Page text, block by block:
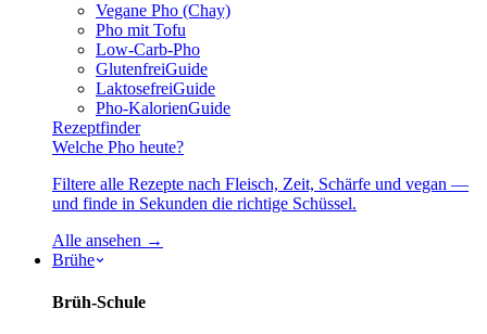
Vegane Pho (Chay)
Pho mit Tofu
Low-Carb-Pho
GlutenfreiGuide
LaktosefreiGuide
Pho-KalorienGuide
Rezeptfinder
Welche Pho heute?
Filtere alle Rezepte nach Fleisch, Zeit, Schärfe und vegan —
und finde in Sekunden die richtige Schüssel.
Alle ansehen →
Brühe
Brüh-Schule